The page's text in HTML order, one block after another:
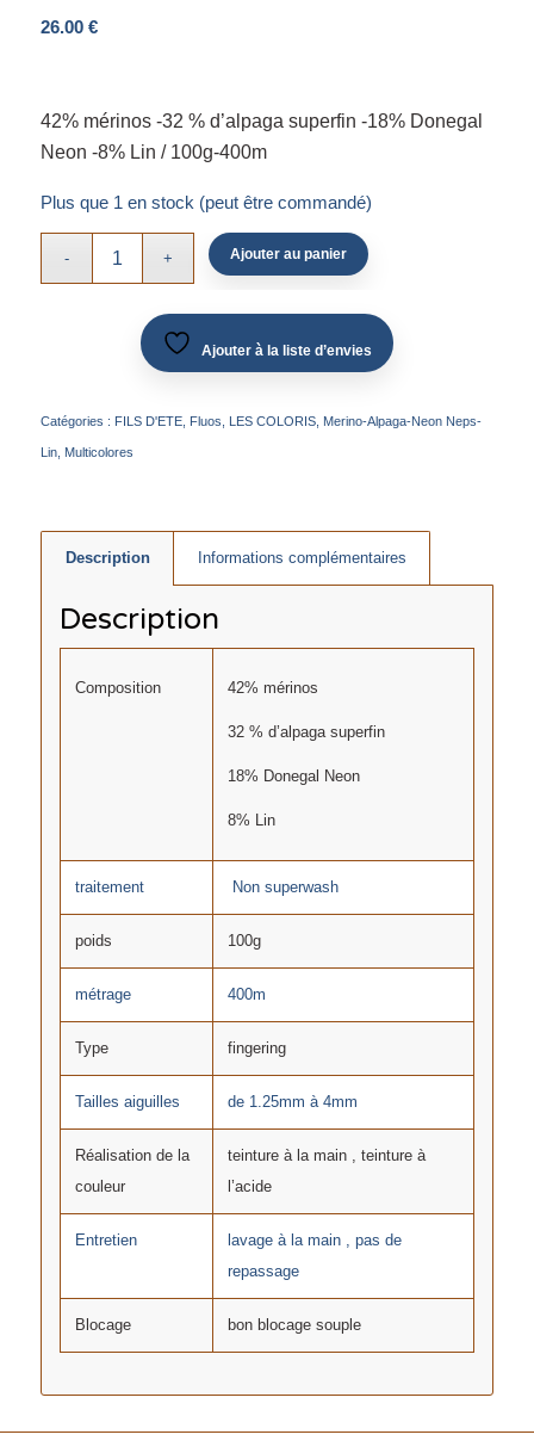
26.00 €
42% mérinos -32 % d’alpaga superfin -18% Donegal
Neon -8% Lin / 100g-400m
Plus que 1 en stock (peut être commandé)
Ajouter au panier
Ajouter à la liste d’envies
Catégories : FILS D'ETE, Fluos LES COLORIS, Merino-Alpaga-Neon Neps-
Lin, Multicolores
Description Informations complémentaires
Description
Composition 42% mérinos
32 % d’alpaga superfin
18% Donegal Neon
8% Lin
traitement Non superwash
poids 100g
métrage 400m
Type fingering
Tailles aiguilles de 1.25mm à 4mm
Réalisation de la
couleur
teinture à la main , teinture à
l’acide
Entretien
lavage à la main , pas de
repassage
Blocage bon blocage souple